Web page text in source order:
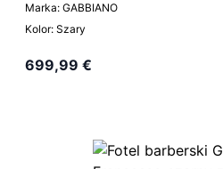
Marka: GABBIANO
Kolor: Szary
699,99 €